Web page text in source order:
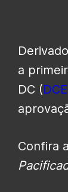
a
DC (
Confira